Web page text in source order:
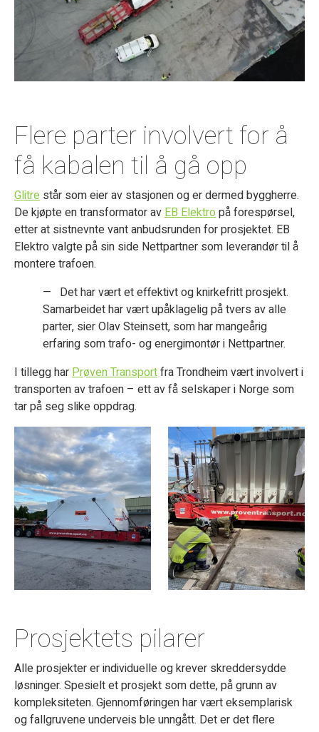
Flere parter involvert for å
få kabalen til å gå opp
Glitre står som eier av stasjonen og er dermed byggherre.
De kjøpte en transformator avEB Elektropå forespørsel,
etter at sistnevnte vant anbudsrunden for prosjektet. EB
Elektro valgte på sin side Nettpartner som leverandør til å
montere trafoen.
— Det har vært et effektivt og knirkefritt prosjekt.
Samarbeidet har vært upåklagelig på tvers av alle
parter, sier Olav Steinsett, som har mangeårig
erfaring som trafo- og energimontør i Nettpartner.
I tillegg harPrøven Transportfra Trondheim vært involvert i
transporten av trafoen – ett av få selskaper i Norge som
tar på seg slike oppdrag.
Prosjektets pilarer
Alle prosjekter er individuelle og krever skreddersydde
løsninger. Spesielt et prosjekt som dette, på grunn av
kompleksiteten. Gjennomføringen har vært eksemplarisk
og fallgruvene underveis ble unngått. Det er det flere